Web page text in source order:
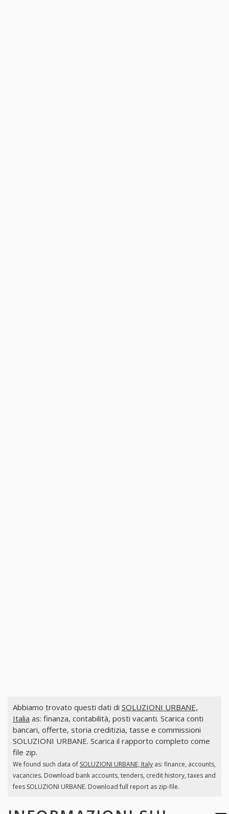
Abbiamo trovato questi dati di SOLUZIONI URBANE,
Italia as: finanza, contabilità, posti vacanti. Scarica conti
bancari, offerte, storia creditizia, tasse e commissioni
SOLUZIONI URBANE. Scarica il rapporto completo come
file zip.
We found such data of SOLUZIONI URBANE, Italyas: finance, accounts,
vacancies. Download bank accounts, tenders, credit history, taxes and
fees SOLUZIONI URBANE. Download full report as zip-file.